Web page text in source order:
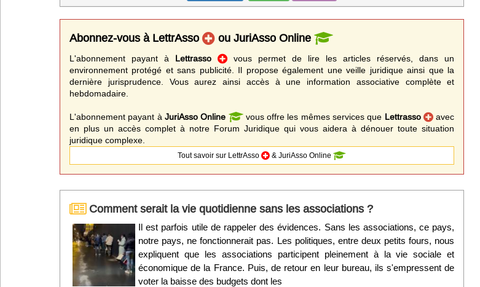
Abonnez-vous à LettrAsso ou JuriAsso Online
L'abonnement payant à Lettrasso
vous permet de lire les articles réservés, dans un
environnement protégé et sans publicité. Il propose également une veille juridique ainsi que la
dernière jurisprudence. Vous aurez ainsi accès à une information associative complète et
hebdomadaire.
L'abonnement payant à JuriAsso Online vous offre les mêmes services que Lettrasso
avec
en plus un accès complet à notre Forum Juridique qui vous aidera à dénouer toute situation
juridique complexe.
Tout savoir sur LettrAsso & JuriAsso Online
Comment serait la vie quotidienne sans les associations ?
Il est parfois utile de rappeler des évidences. Sans les associations, ce pays,
notre pays, ne fonctionnerait pas. Les politiques, entre deux petits fours, nous
expliquent que les associations participent pleinement à la vie sociale et
économique de la France. Puis, de retour en leur bureau, ils s'empressent de
voter la baisse des budgets dont les